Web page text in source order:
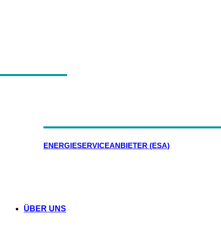
ENERGIESERVICEANBIETER (ESA)
ÜBER UNS